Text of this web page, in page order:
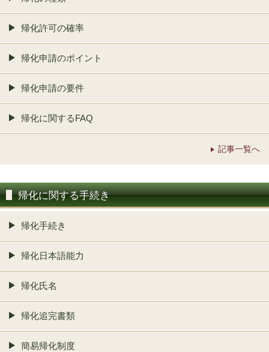
帰化許可の確率
帰化申請のポイント
帰化申請の要件
帰化に関するFAQ
記事一覧へ
帰化に関する手続き
帰化手続き
帰化日本語能力
帰化氏名
帰化追完書類
簡易帰化制度